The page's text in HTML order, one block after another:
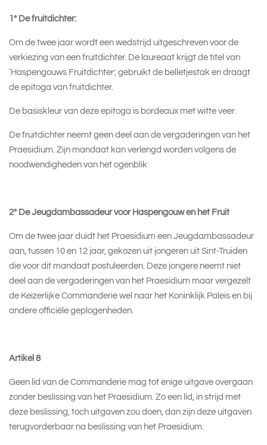
1° De fruitdichter:
Om de twee jaar wordt een wedstrijd uitgeschreven voor de
verkiezing van een fruitdichter. De laureaat krijgt de titel van
‘Haspengouws Fruitdichter’, gebruikt de belletjestak en draagt
de epitoga van fruitdichter.
De basiskleur van deze epitoga is bordeaux met witte veer.
De fruitdichter neemt geen deel aan de vergaderingen van het
Praesidium. Zijn mandaat kan verlengd worden volgens de
noodwendigheden van het ogenblik
2° De Jeugdambassadeur voor Haspengouw en het Fruit
Om de twee jaar duidt het Praesidium een Jeugdambassadeur
aan, tussen 10 en 12 jaar, gekozen uit jongeren uit Sint-Truiden
die voor dit mandaat postuleerden. Deze jongere neemt niet
deel aan de vergaderingen van het Praesidium maar vergezelt
de Keizerlijke Commanderie wel naar het Koninklijk Paleis en bij
andere officiële geplogenheden.
Artikel 8
Geen lid van de Commanderie mag tot enige uitgave overgaan
zonder beslissing van het Praesidium. Zo een lid, in strijd met
deze beslissing, toch uitgaven zou doen, dan zijn deze uitgaven
terugvorderbaar na beslissing van het Praesidium.